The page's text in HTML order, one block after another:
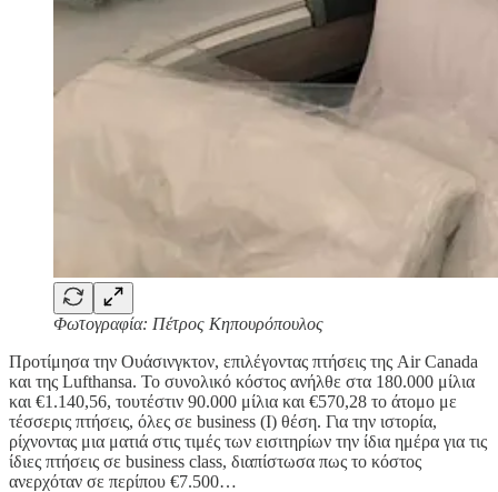
Φωτογραφία: Πέτρος Κηπουρόπουλος
Προτίμησα την Ουάσινγκτον, επιλέγοντας πτήσεις της Air Canada
και της Lufthansa. Το συνολικό κόστος ανήλθε στα 180.000 μίλια
και €1.140,56, τουτέστιν 90.000 μίλια και €570,28 το άτομο με
τέσσερις πτήσεις, όλες σε business (I) θέση. Για την ιστορία,
ρίχνοντας μια ματιά στις τιμές των εισιτηρίων την ίδια ημέρα για τις
ίδιες πτήσεις σε business class, διαπίστωσα πως το κόστος
ανερχόταν σε περίπου €7.500…